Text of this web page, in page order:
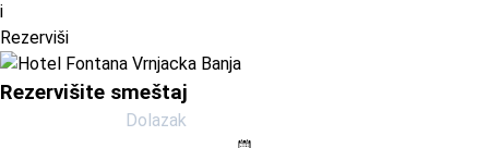
i
Rezerviši
Rezervišite smeštaj